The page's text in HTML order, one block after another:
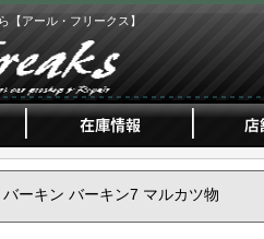
【アール・フリークス】
ーキン バーキン7 マルカツ物